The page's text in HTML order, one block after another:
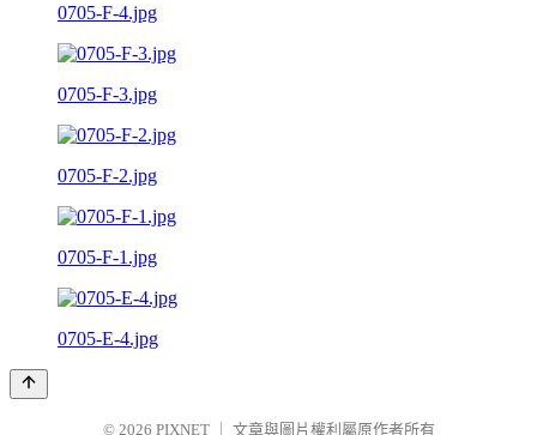
0705-F-4.jpg
0705-F-3.jpg
0705-F-2.jpg
0705-F-1.jpg
0705-E-4.jpg
© 2026 PIXNET 文章與圖片權利屬原作者所有